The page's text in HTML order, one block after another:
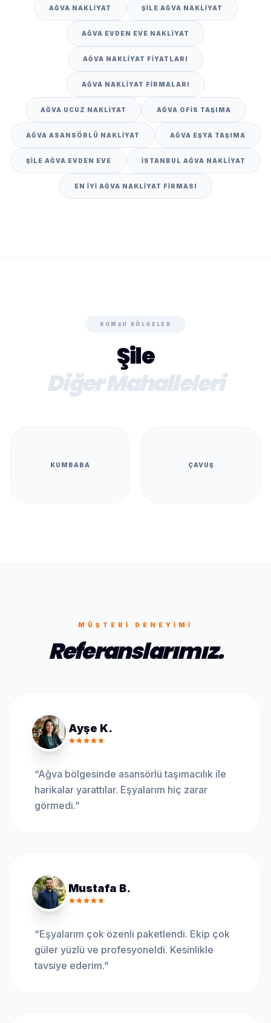
AĞVA NAKLIYAT ŞILE AĞVA NAKLIYAT
AĞVA EVDEN EVE NAKLIYAT
AĞVA NAKLIYAT FIYATLARI
AĞVA NAKLIYAT FIRMALARI
AĞVA UCUZ NAKLIYAT AĞVA OFIS TAŞIMA
AĞVA ASANSÖRLÜ NAKLIYAT AĞVA EŞYA TAŞIMA
ŞILE AĞVA EVDEN EVE İSTANBUL AĞVA NAKLIYAT
EN IYI AĞVA NAKLIYAT FIRMASI
KOMŞU BÖLGELER
Şile
Diğer Mahalleleri
KUMBABA ÇAVUŞ
MÜŞTERI DENEYIMI
Referanslarımız.
Ayşe K.
“Ağva bölgesinde asansörlü taşımacılık ile
harikalar yarattılar. Eşyalarım hiç zarar
görmedi.”
Mustafa B.
“Eşyalarım çok özenli paketlendi. Ekip çok
güler yüzlü ve profesyoneldi. Kesinlikle
tavsiye ederim.”